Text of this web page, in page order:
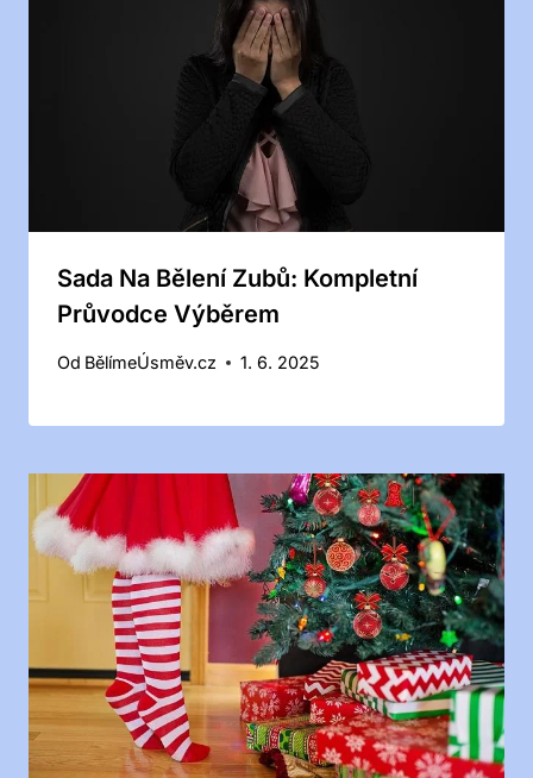
Sada Na Bělení Zubů: Kompletní
Průvodce Výběrem
Od BělímeÚsměv.cz 1. 6. 2025